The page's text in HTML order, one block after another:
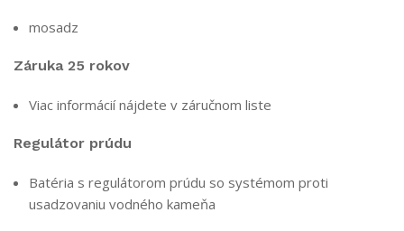
mosadz
Záruka 25 rokov
Viac informácií nájdete v záručnom liste
Regulátor prúdu
Batéria s regulátorom prúdu so systémom proti
usadzovaniu vodného kameňa